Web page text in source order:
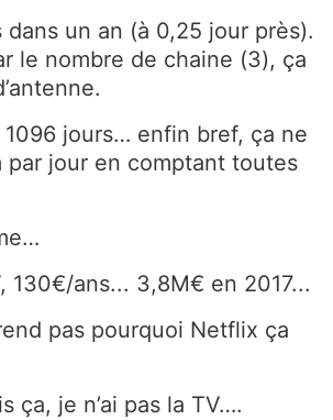
un an (à 0,25 jour près).
le nombre de chaine (3), ça
jours… enfin bref, ça ne
par jour en comptant toutes
130€/ans... 3,8M€ en 2017...
pas pourquoi Netflix ça
ça, je n’ai pas la TV….